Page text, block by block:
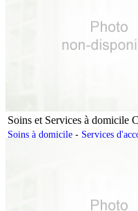
Soins et Services à domicile
Soins à domicile - Services